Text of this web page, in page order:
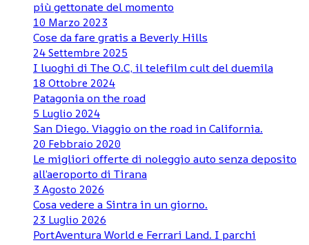
più gettonate del momento
10 Marzo 2023
Cose da fare gratis a Beverly Hills
24 Settembre 2025
I luoghi di The O.C, il telefilm cult del duemila
18 Ottobre 2024
Patagonia on the road
5 Luglio 2024
San Diego. Viaggio on the road in California.
20 Febbraio 2020
Le migliori offerte di noleggio auto senza deposito
all’aeroporto di Tirana
3 Agosto 2026
Cosa vedere a Sintra in un giorno.
23 Luglio 2026
PortAventura World e Ferrari Land. I parchi